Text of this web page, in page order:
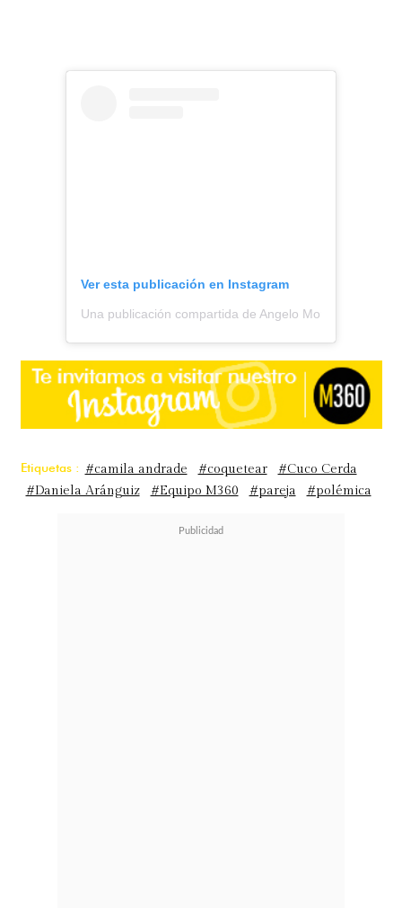
Ver esta publicación en Instagram
Una publicación compartida de Angelo Moreno || Todo
Etiquetas : #camila andrade #coquetear
#Cuco Cerda
#Daniela Aránguiz
#Equipo M360 #pareja #polémica